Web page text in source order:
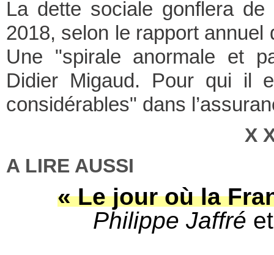
La dette sociale gonflera de
2018, selon le rapport
Une "spirale anormale et
Didier Migaud. Pour qui il
considérables" dans
X
A LIRE AUSSI
« Le jour où la
Philippe Jaffré